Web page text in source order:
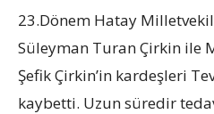
23.Dönem Hatay
Süleyman Turan Çirkin ile
Şefik Çirkin’in kardeşleri
kaybetti. Uzun süredir